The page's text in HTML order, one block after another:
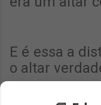
E é essa a
o altar